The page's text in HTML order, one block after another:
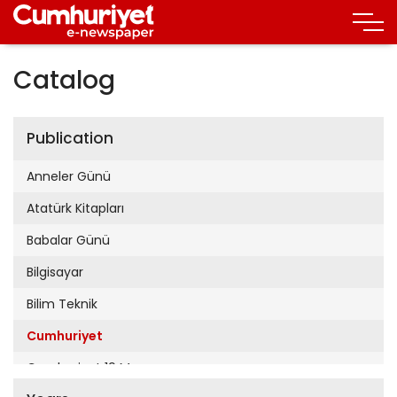
Catalog
Publication
Anneler Günü
Atatürk Kitapları
Babalar Günü
Bilgisayar
Bilim Teknik
Cumhuriyet
Cumhuriyet 19 Mayıs